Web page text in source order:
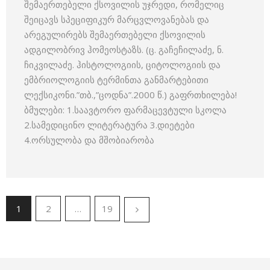
შემაერთებელი ქსოვილის უჯრედი, რომელიც
შეიცავს სპეციფიკურ მარცვლოვანებას და
არეგულირებს შემაერთებელი ქსოვილის
ადგილობრივ ჰომეოსტაზს. (ც. გაჩეჩილაძე, ნ.
ჩიკვილაძე. ჰისტოლოგიის, ციტოლოგიის და
ემბრიოლოგიის ტერმინთა განმარტებითი
ლექსიკონი.”თბ.,”ცოდნა”.2000 წ.) გაფრთხილება!
ბმულები: 1.საავტორო ფარმაცევტული სკოლა
2.სამედიცინო ლიტერატურა 3.დიეტები
4.ორსულობა და მშობიარობა
1 2 … 19